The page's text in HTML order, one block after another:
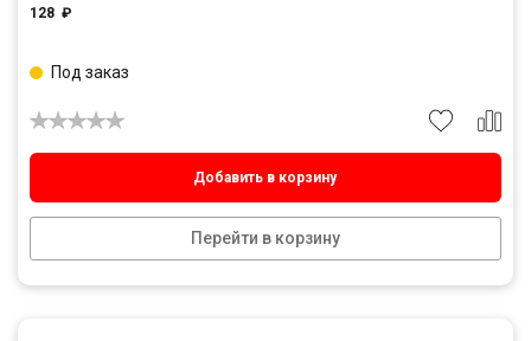
128 ₽
Добавить в корзину
Перейти в корзину
Под заказ